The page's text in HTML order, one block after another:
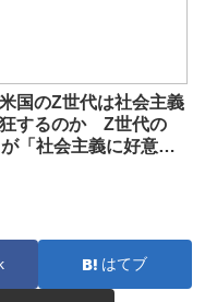
国のZ世代は社会主義
するのか Z世代の
「社会主義に好意
はてブ